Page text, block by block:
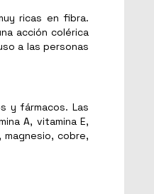
ricas en fibra.
acción colérica
a las personas
y fármacos. Las
A, vitamina E,
magnesio, cobre,